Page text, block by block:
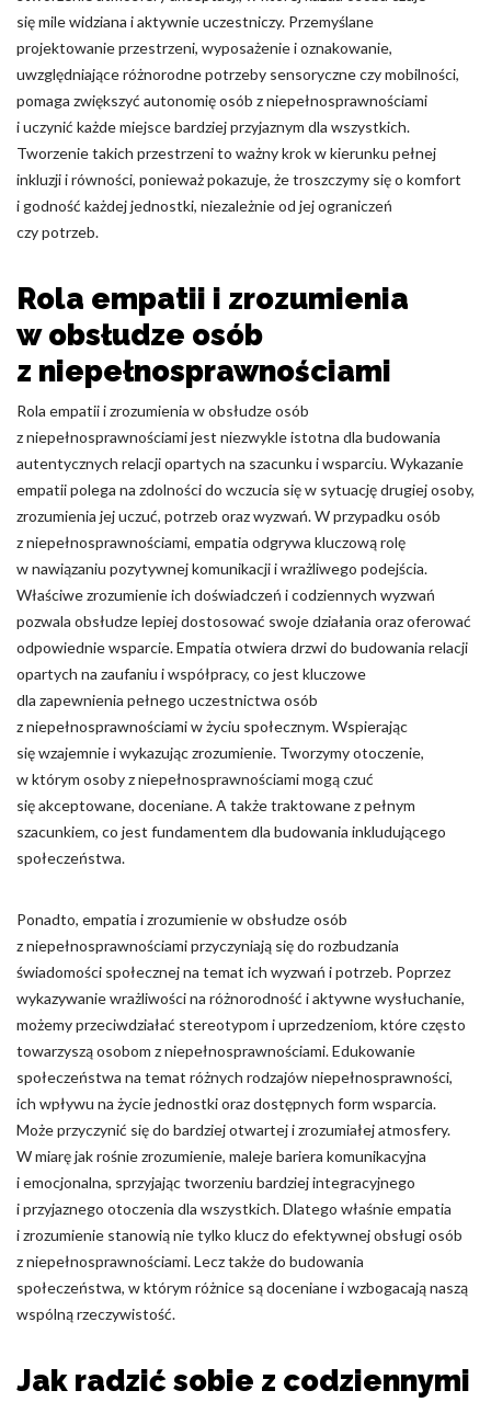
się mile widziana i aktywnie uczestniczy. Przemyślane
projektowanie przestrzeni, wyposażenie i oznakowanie,
uwzględniające różnorodne potrzeby sensoryczne czy mobilności,
pomaga zwiększyć autonomię osób z niepełnosprawnościami
i uczynić każde miejsce bardziej przyjaznym dla wszystkich.
Tworzenie takich przestrzeni to ważny krok w kierunku pełnej
inkluzji i równości, ponieważ pokazuje, że troszczymy się o komfort
i godność każdej jednostki, niezależnie od jej ograniczeń
czy potrzeb.
Rola empatii i zrozumienia
w obsłudze osób
z niepełnosprawnościami
Rola empatii i zrozumienia w obsłudze osób
z niepełnosprawnościami jest niezwykle istotna dla budowania
autentycznych relacji opartych na szacunku i wsparciu. Wykazanie
empatii polega na zdolności do wczucia się w sytuację drugiej osoby,
zrozumienia jej uczuć, potrzeb oraz wyzwań. W przypadku osób
z niepełnosprawnościami, empatia odgrywa kluczową rolę
w nawiązaniu pozytywnej komunikacji i wrażliwego podejścia.
Właściwe zrozumienie ich doświadczeń i codziennych wyzwań
pozwala obsłudze lepiej dostosować swoje działania oraz oferować
odpowiednie wsparcie. Empatia otwiera drzwi do budowania relacji
opartych na zaufaniu i współpracy, co jest kluczowe
dla zapewnienia pełnego uczestnictwa osób
z niepełnosprawnościami w życiu społecznym. Wspierając
się wzajemnie i wykazując zrozumienie. Tworzymy otoczenie,
w którym osoby z niepełnosprawnościami mogą czuć
się akceptowane, doceniane. A także traktowane z pełnym
szacunkiem, co jest fundamentem dla budowania inkludującego
społeczeństwa.
Ponadto, empatia i zrozumienie w obsłudze osób
z niepełnosprawnościami przyczyniają się do rozbudzania
świadomości społecznej na temat ich wyzwań i potrzeb. Poprzez
wykazywanie wrażliwości na różnorodność i aktywne wysłuchanie,
możemy przeciwdziałać stereotypom i uprzedzeniom, które często
towarzyszą osobom z niepełnosprawnościami. Edukowanie
społeczeństwa na temat różnych rodzajów niepełnosprawności,
ich wpływu na życie jednostki oraz dostępnych form wsparcia.
Może przyczynić się do bardziej otwartej i zrozumiałej atmosfery.
W miarę jak rośnie zrozumienie, maleje bariera komunikacyjna
i emocjonalna, sprzyjając tworzeniu bardziej integracyjnego
i przyjaznego otoczenia dla wszystkich. Dlatego właśnie empatia
i zrozumienie stanowią nie tylko klucz do efektywnej obsługi osób
z niepełnosprawnościami. Lecz także do budowania
społeczeństwa, w którym różnice są doceniane i wzbogacają naszą
wspólną rzeczywistość.
Jak radzić sobie z codziennymi